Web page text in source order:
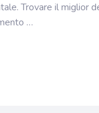
Trovare il miglior
…